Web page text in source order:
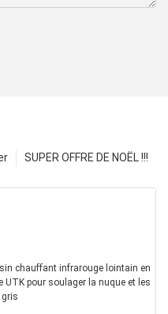
SUPER OFFRE DE NOËL !!!